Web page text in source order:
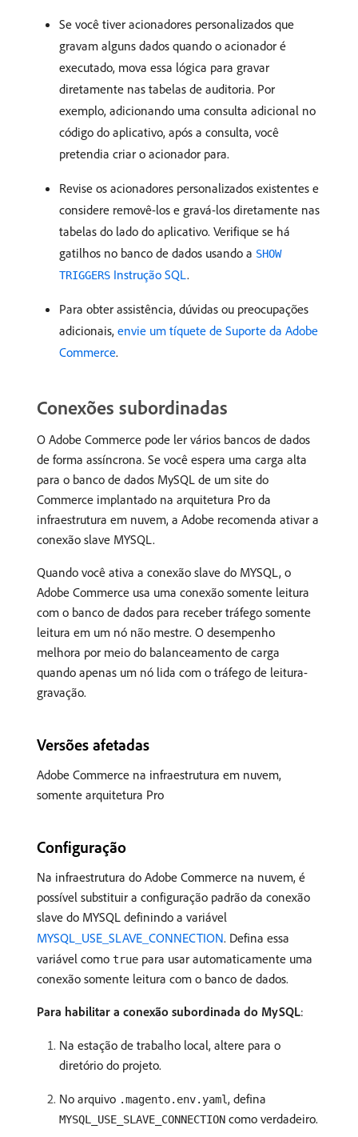
Se você tiver acionadores personalizados que
gravam alguns dados quando o acionador é
executado, mova essa lógica para gravar
diretamente nas tabelas de auditoria. Por
exemplo, adicionando uma consulta adicional no
código do aplicativo, após a consulta, você
pretendia criar o acionador para.
Revise os acionadores personalizados existentes e
considere removê-los e gravá-los diretamente nas
tabelas do lado do aplicativo. Verifique se há
gatilhos no banco de dados usando a SHOW
TRIGGERS Instrução SQL.
Para obter assistência, dúvidas ou preocupações
adicionais, envie um tíquete de Suporte da Adobe
Commerce.
Conexões subordinadas
O Adobe Commerce pode ler vários bancos de dados
de forma assíncrona. Se você espera uma carga alta
para o banco de dados MySQL de um site do
Commerce implantado na arquitetura Pro da
infraestrutura em nuvem, a Adobe recomenda ativar a
conexão slave MYSQL.
Quando você ativa a conexão slave do MYSQL, o
Adobe Commerce usa uma conexão somente leitura
com o banco de dados para receber tráfego somente
leitura em um nó não mestre. O desempenho
melhora por meio do balanceamento de carga
quando apenas um nó lida com o tráfego de leitura-
gravação.
Versões afetadas
Adobe Commerce na infraestrutura em nuvem,
somente arquitetura Pro
Configuração
Na infraestrutura do Adobe Commerce na nuvem, é
possível substituir a configuração padrão da conexão
slave do MYSQL definindo a variável
MYSQL_USE_SLAVE_CONNECTION. Defina essa
variável como true para usar automaticamente uma
conexão somente leitura com o banco de dados.
Para habilitar a conexão subordinada do MySQL:
Na estação de trabalho local, altere para o
diretório do projeto.
No arquivo .magento.env.yaml, defina
MYSQL_USE_SLAVE_CONNECTION como verdadeiro.